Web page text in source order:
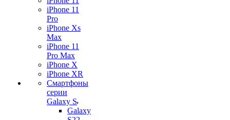
iPhone 11
Pro
iPhone Xs
Max
iPhone 11
Pro Max
iPhone X
iPhone XR
Смартфоны
серии
Galaxy S
Galaxy